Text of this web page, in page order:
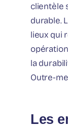
clientèle
durable.
lieux qui
la
Outre-
Les